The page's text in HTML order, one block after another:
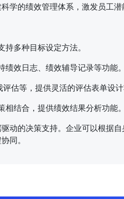
学的绩效管理体系，激发员工潜
多种目标设定方法。
效日志、绩效辅导记录等功能。
估等，提供灵活的评估表单设计
结合，提供绩效结果分析功能。
动的决策支持。企业可以根据
同。